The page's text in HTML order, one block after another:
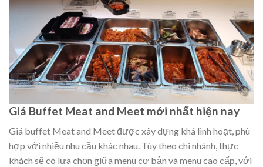
Giá Buffet Meat and Meet mới nhất hiện nay
Giá buffet Meat and Meet được xây dựng khá linh hoạt, phù
hợp với nhiều nhu cầu khác nhau. Tùy theo chi nhánh, thực
khách sẽ có lựa chọn giữa menu cơ bản và menu cao cấp, với